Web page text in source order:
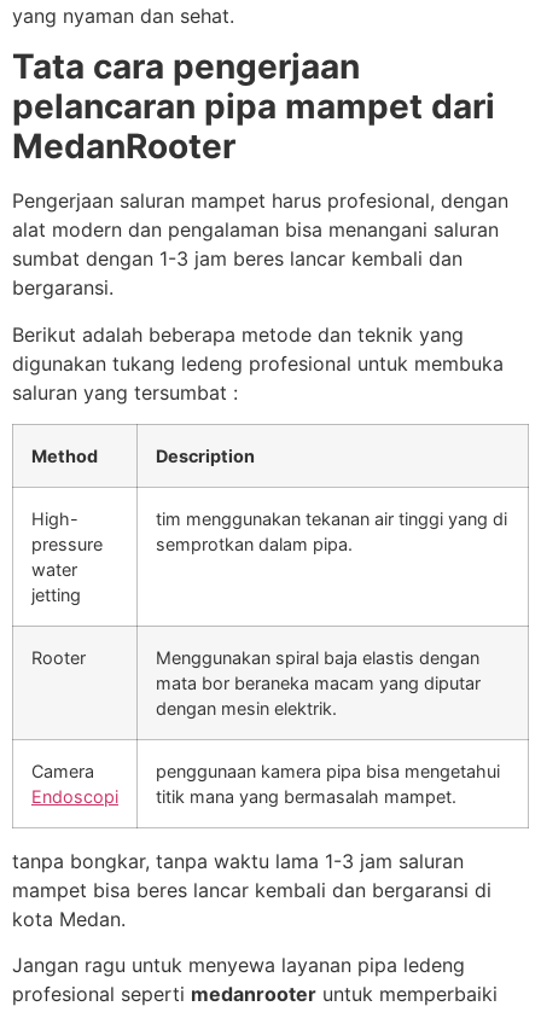
yang nyaman dan sehat.
Tata cara pengerjaan
pelancaran pipa mampet dari
MedanRooter
Pengerjaan saluran mampet harus profesional, dengan
alat modern dan pengalaman bisa menangani saluran
sumbat dengan 1-3 jam beres lancar kembali dan
bergaransi.
Berikut adalah beberapa metode dan teknik yang
digunakan tukang ledeng profesional untuk membuka
saluran yang tersumbat :
Method Description
High-
pressure
water
jetting
tim menggunakan tekanan air tinggi yang di
semprotkan dalam pipa.
Rooter
Menggunakan spiral baja elastis dengan
mata bor beraneka macam yang diputar
dengan mesin elektrik.
Camera
Endoscopi
penggunaan kamera pipa bisa mengetahui
titik mana yang bermasalah mampet.
tanpa bongkar, tanpa waktu lama 1-3 jam saluran
mampet bisa beres lancar kembali dan bergaransi di
kota Medan.
Jangan ragu untuk menyewa layanan pipa ledeng
profesional seperti medanrooter untuk memperbaiki